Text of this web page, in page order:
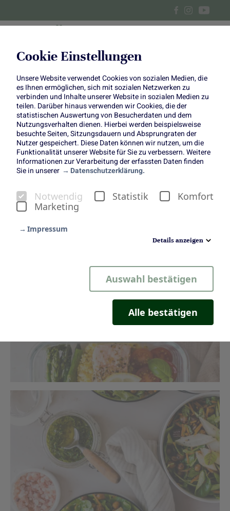
Cookie Einstellungen
Unsere Website verwendet Cookies von sozialen Medien, die
es Ihnen ermöglichen, sich mit sozialen Netzwerken zu
verbinden und Inhalte unserer Website in sozialen Medien zu
teilen. Darüber hinaus verwenden wir Cookies, die der
statistischen Auswertung von Besucherdaten und dem
Nutzungsverhalten dienen. Hierbei werden beispielsweise
besuchte Seiten, Sitzungsdauern und Absprungraten der
Nutzer gespeichert. Diese Daten können wir nutzen, um die
Funktionalität unserer Website für Sie zu verbessern. Weitere
Informationen zur Verarbeitung der erfassten Daten finden
Sie in unserer
Datenschutzerklärung.
Notwendig Statistik
Komfort
Marketing
Impressum
Details anzeigen
Auswahl bestätigen
Alle bestätigen
Meal-Prep mit Spargel: für das
Büro und unterwegs
das Büro und unterwegs
Grüner Spargel in Knoblauch-Zitronen-Butter
& orientalischer Salat mit weißem Spargel